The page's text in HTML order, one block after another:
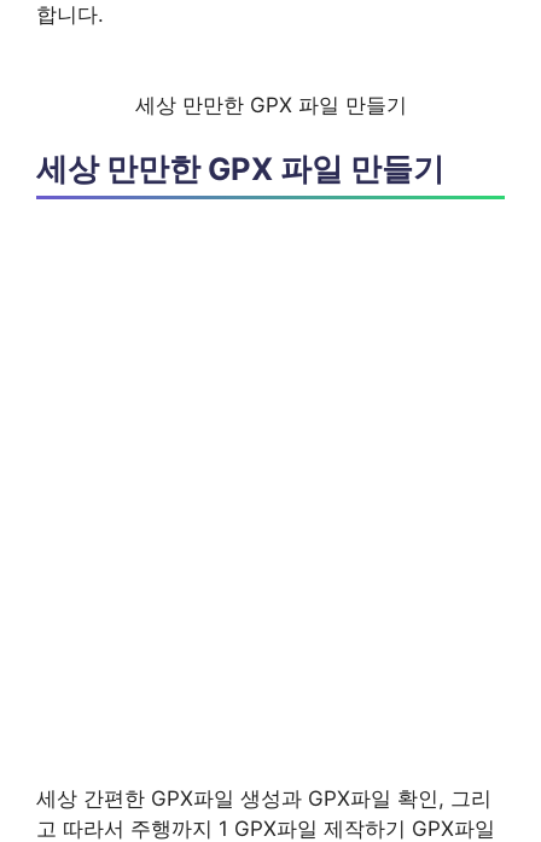
합니다.
세상 만만한 GPX 파일 만들기
세상 만만한 GPX 파일 만들기
세상 간편한 GPX파일 생성과 GPX파일 확인, 그리
고 따라서 주행까지 1 GPX파일 제작하기 GPX파일